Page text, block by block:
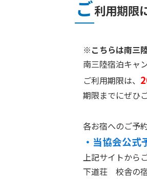
ご利用期限
※こちらは南三
南三陸宿泊キャ
ご利用期限は、
期限までにぜひ
各お宿へのご予
・当協会公式
上記サイトから
下道荘 校舎の